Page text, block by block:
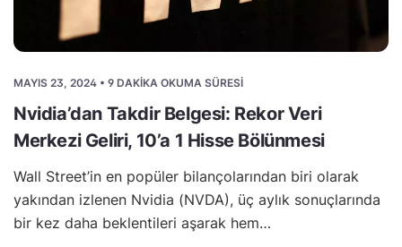
MAYIS 23, 2024 • 9 DAKIKA OKUMA SÜRESI
Nvidia’dan Takdir Belgesi: Rekor Veri
Merkezi Geliri, 10’a 1 Hisse Bölünmesi
Wall Street’in en popüler bilançolarından biri olarak
yakından izlenen Nvidia (NVDA), üç aylık sonuçlarında
bir kez daha beklentileri aşarak hem…